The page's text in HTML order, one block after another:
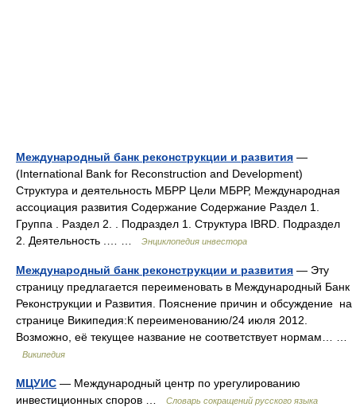
Международный банк реконструкции и развития —
(International Bank for Reconstruction and Development)
Структура и деятельность МБРР Цели МБРР, Международная
ассоциация развития Содержание Содержание Раздел 1.
Группа . Раздел 2. . Подраздел 1. Структура IBRD. Подраздел
2. Деятельность .… …
Энциклопедия инвестора
Международный банк реконструкции и развития — Эту
страницу предлагается переименовать в Международный Банк
Реконструкции и Развития. Пояснение причин и обсуждение на
странице Википедия:К переименованию/24 июля 2012.
Возможно, её текущее название не соответствует нормам… …
Википедия
МЦУИС — Международный центр по урегулированию
инвестиционных споров …
Словарь сокращений русского языка